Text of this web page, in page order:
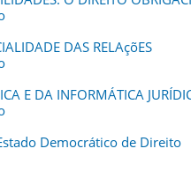
DAS RELAçõES
E DA INFORMÁTICA
Democrático de Direito